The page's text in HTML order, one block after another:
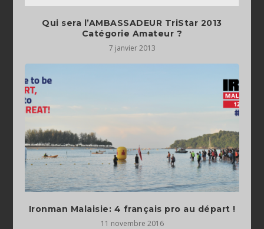
Qui sera l’AMBASSADEUR TriStar 2013
Catégorie Amateur ?
7 janvier 2013
Ironman Malaisie: 4 français pro au départ !
11 novembre 2016